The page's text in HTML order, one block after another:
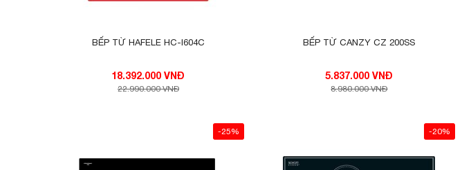
BẾP TỪ HAFELE HC-I604C
18.392.000 VNĐ
22.990.000 VNĐ
BẾP TỪ CANZY CZ 200SS
5.837.000 VNĐ
8.980.000 VNĐ
-25% -20%